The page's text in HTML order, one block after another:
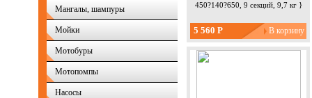
Мангалы, шампуры
Мойки
Мотобуры
Мотопомпы
Насосы
450?140?650, 9 секций, 9,7 кг }
5 560 Р